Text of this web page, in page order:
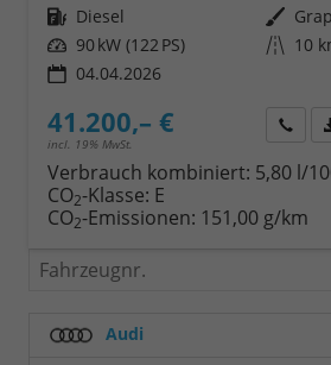
Kraftstoff Diesel Außenfarbe
Leistung 90 kW (122 PS) Kilometerstand 10
04.04.2026
41.200,– €
incl. 19% MwSt.
Wir
Verbrauch kombiniert: 5,80 l/
CO2-Klasse: E
CO2-Emissionen: 151,00 g/km
Fahrzeugnr.
Audi